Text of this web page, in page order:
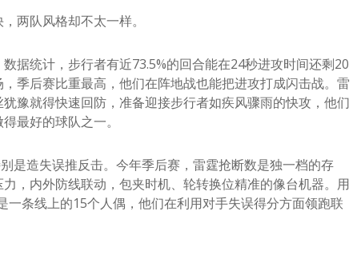
两队风格却不太一样。
据统计，步行者有近73.5%的回合能在24秒进攻时间还剩20
季后赛比重最高，他们在阵地战也能把进攻打成闪击战。雷
豫就得快速回防，准备迎接步行者如疾风骤雨的快攻，他们
最好的球队之一。
是造失误推反击。今年季后赛，雷霆抢断数是独一档的存
，内外防线联动，包夹时机、轮转换位精准的像台机器。用
一条线上的15个人偶，他们在利用对手失误得分方面领跑联